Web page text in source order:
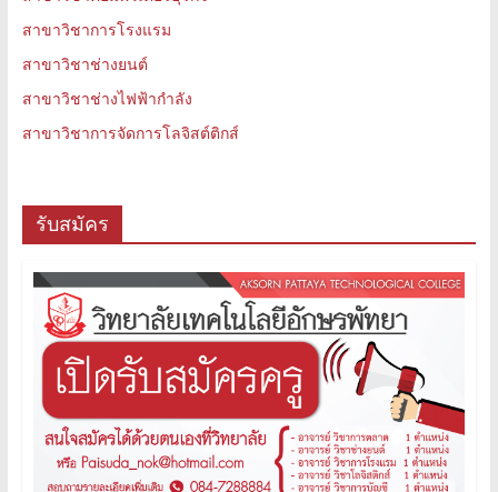
สาขาวิชาการโรงแรม
สาขาวิชาช่างยนต์
สาขาวิชาช่างไฟฟ้ากำลัง
สาขาวิชาการจัดการโลจิสต์ติกส์
รับสมัคร